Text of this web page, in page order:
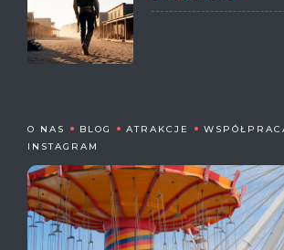
O NAS BLOG ATRAKCJE
INSTAGRAM